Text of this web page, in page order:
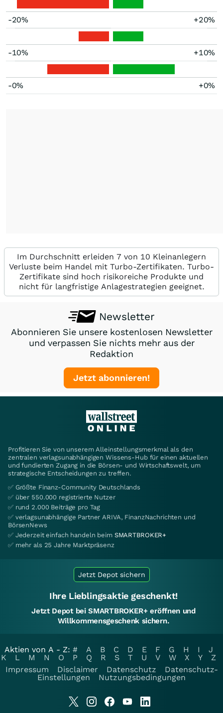
-20% +20%
-10% +10%
-0% +0%
Im Durchschnitt erleiden 7 von 10 Kleinanlegern
Verluste beim Handel mit Turbo-Zertifikaten. Turbo-
Zertifikate sind hoch risikoreiche Produkte und
nicht für langfristige Anlagestrategien geeignet.
Newsletter
Abonnieren Sie unsere kostenlosen Newsletter
und verpassen Sie nichts mehr aus der
Redaktion
Jetzt abonnieren!
Profitieren Sie von unserem Alleinstellungsmerkmal als den
zentralen verlagsunabhängigen Wissens-Hub für einen aktuellen
und fundierten Zugang in die Börsen- und Wirtschaftswelt, um
strategische Entscheidungen zu treffen.
✅ Größte Finanz-Community Deutschlands
✅ über 550.000 registrierte Nutzer
✅ rund 2.000 Beiträge pro Tag
✅ verlagsunabhängige Partner ARIVA, FinanzNachrichten und
BörsenNews
✅ Jederzeit einfach handeln beim SMARTBROKER+
✅ mehr als 25 Jahre Marktpräsenz
Jetzt Depot sichern
Ihre Lieblingsaktie geschenkt!
Jetzt Depot bei SMARTBROKER+ eröffnen und
Willkommensgeschenk sichern.
Aktien von A - Z: # A B C D E F G H I
J
K
L M N O P Q R S T U V W X Y
Z
Impressum
Disclaimer Datenschutz
Datenschutz-
Einstellungen
Nutzungsbedingungen